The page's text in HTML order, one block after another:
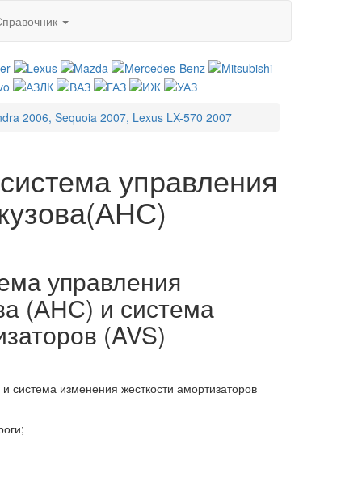
2006, Sequoia 2007, Lexus LX-570 2007
управления
управления
(АНС) и система
(AVS)
система изменения жесткости амортизаторов